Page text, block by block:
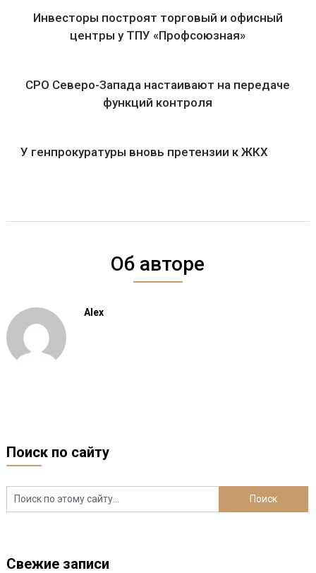
Инвесторы построят торговый и офисный
центры у ТПУ «Профсоюзная»
СРО Северо-Запада настаивают на передаче
функций контроля
У генпрокуратуры вновь претензии к ЖКХ
Об авторе
Alex
Поиск по сайту
Свежие записи